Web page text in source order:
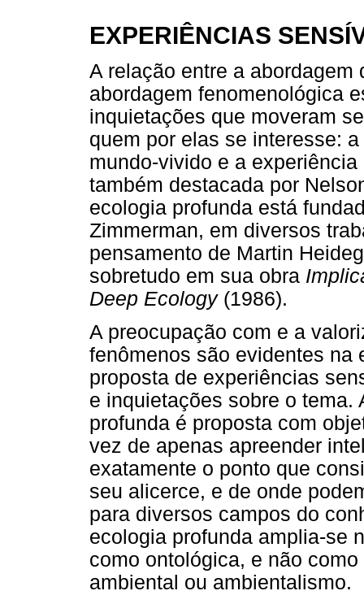
EXPERIÊNCIAS
A relação entre a
abordagem fenomenológica
inquietações que moveram
quem por elas se interesse:
mundo-vivido e a
também destacada por
ecologia profunda está
Zimmerman, em diversos
pensamento de Martin
sobretudo em sua obra
Deep Ecology(1986).
A preocupação com e a
fenômenos são evidentes na
proposta de experiências
e inquietações sobre o
profunda é proposta com
vez de apenas apreender
exatamente o ponto que
seu alicerce, e de onde
para diversos campos do
ecologia profunda amplia-se
como ontológica, e não
ambiental ou ambientalismo.